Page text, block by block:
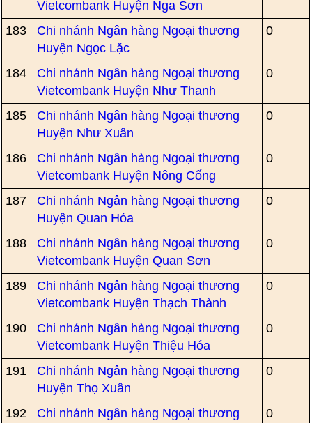
Vietcombank Huyện Nga Sơn
183
Chi nhánh Ngân hàng Ngoại thương
Huyện Ngọc Lặc
0
184
Chi nhánh Ngân hàng Ngoại thương
Vietcombank Huyện Như Thanh
0
185
Chi nhánh Ngân hàng Ngoại thương
Huyện Như Xuân
0
186
Chi nhánh Ngân hàng Ngoại thương
Vietcombank Huyện Nông Cống
0
187
Chi nhánh Ngân hàng Ngoại thương
Huyện Quan Hóa
0
188
Chi nhánh Ngân hàng Ngoại thương
Vietcombank Huyện Quan Sơn
0
189
Chi nhánh Ngân hàng Ngoại thương
Vietcombank Huyện Thạch Thành
0
190
Chi nhánh Ngân hàng Ngoại thương
Vietcombank Huyện Thiệu Hóa
0
191
Chi nhánh Ngân hàng Ngoại thương
Huyện Thọ Xuân
0
192
Chi nhánh Ngân hàng Ngoại thương
0